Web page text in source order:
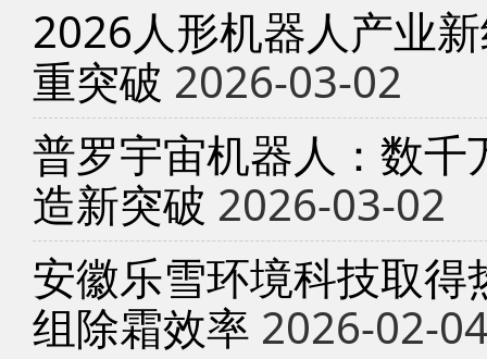
2026人形机器人产业
重突破 2026-03-02
普罗宇宙机器人：数
造新突破 2026-03-02
安徽乐雪环境科技取
组除霜效率 2026-02-